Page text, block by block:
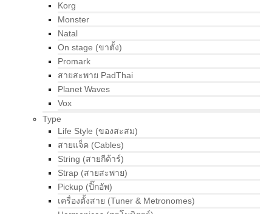
Korg
Monster
Natal
On stage (ขาตั้ง)
Promark
สายสะพาย PadThai
Planet Waves
Vox
Type
Life Style (ของสะสม)
สายแจ็ค (Cables)
String (สายกีต้าร์)
Strap (สายสะพาย)
Pickup (ปิ๊กอัพ)
เครื่องตั้งสาย (Tuner & Metronomes)